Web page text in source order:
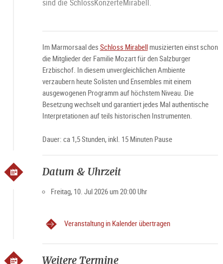
sind die SchlossKonzerteMirabell.
Im Marmorsaal des Schloss Mirabellmusizierten einst schon
die Mitglieder der Familie Mozart für den Salzburger
Erzbischof. In diesem unvergleichlichen Ambiente
verzaubern heute Solisten und Ensembles mit einem
ausgewogenen Programm auf höchstem Niveau. Die
Besetzung wechselt und garantiert jedes Mal authentische
Interpretationen auf teils historischen Instrumenten.
Dauer: ca 1,5 Stunden, inkl. 15 Minuten Pause
Datum & Uhrzeit
Freitag, 10. Jul 2026 um 20:00 Uhr
Veranstaltung in Kalender übertragen
Weitere Termine